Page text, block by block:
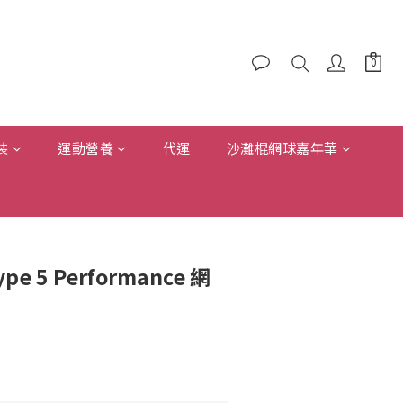
運動營養 代運 沙灘棍網球嘉年華
5 Performance 網